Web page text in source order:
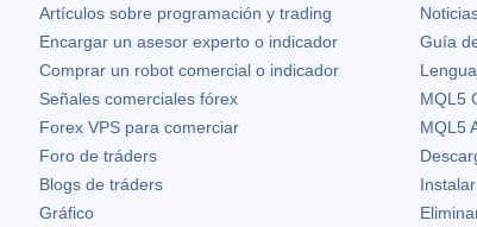
Artículos sobre programación y trading
Encargar un asesor experto o indicador
Comprar un robot comercial o indicador
Señales comerciales fórex
Forex VPS para comerciar
Foro de tráders
Blogs de tráders
Gráfico
Guía
MQL5
MQL5